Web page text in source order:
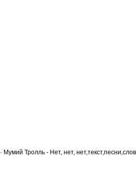
· Мумий Тролль - Нет, нет,